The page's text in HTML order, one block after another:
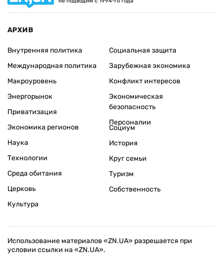
АРХИВ
Внутренняя политика
Международная политика
Макроуровень
Энергорынок
Приватизация
Экономика регионов
Социальная защита
Зарубежная экономика
Конфликт интересов
Экономическая
безопасность
Персоналии
Наука
Технологии
Среда обитания
Церковь
Культура
Социум
История
Круг семьи
Туризм
Собственность
Использование материалов «ZN.UA» разрешается при
условии ссылки на «ZN.UA».